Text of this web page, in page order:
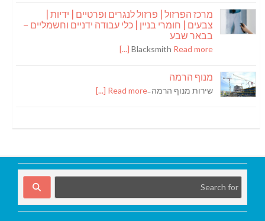
מרכז הפרזול | פרזול לנגרים ופרטיים | ידיות |
צבעים | חומרי בניין | כלי עבודה ידניים וחשמליים –
בבאר שבע
Blacksmith Read more [...]
מנוף הרמה
שירות מנוף הרמה ̵Read more [...]